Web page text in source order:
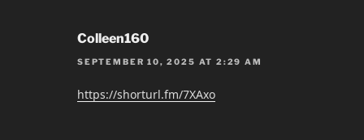
Colleen160
SEPTEMBER 10, 2025 AT 2:29 AM
https://shorturl.fm/7XAxo